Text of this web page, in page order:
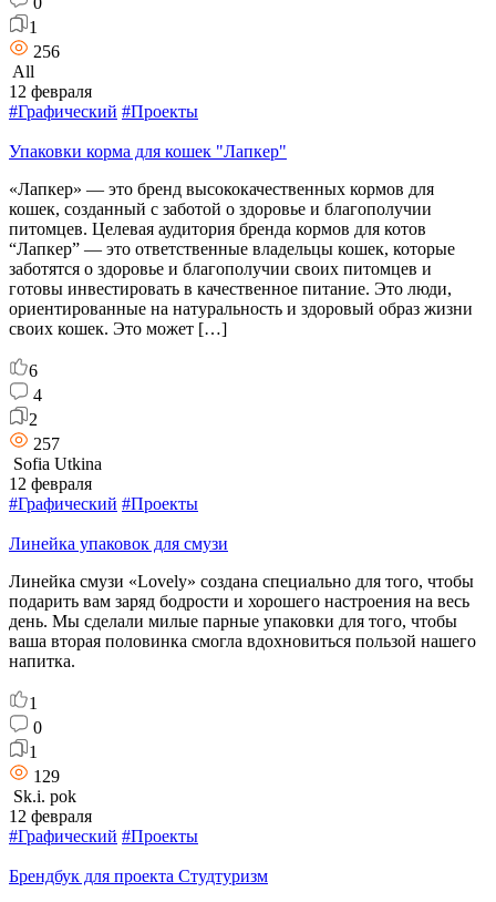
1
256
All
12 февраля
#Графический #Проекты
Упаковки корма для кошек "Лапкер"
«Лапкер» — это бренд высококачественных кормов для
кошек, созданный с заботой о здоровье и благополучии
питомцев. Целевая аудитория бренда кормов для котов
“Лапкер” — это ответственные владельцы кошек, которые
заботятся о здоровье и благополучии своих питомцев и
готовы инвестировать в качественное питание. Это люди,
ориентированные на натуральность и здоровый образ жизни
своих кошек. Это может […]
6
4
2
257
Sofia Utkina
12 февраля
#Графический #Проекты
Линейка упаковок для смузи
Линейка смузи «Lovely» создана специально для того, чтобы
подарить вам заряд бодрости и хорошего настроения на весь
день. Мы сделали милые парные упаковки для того, чтобы
ваша вторая половинка смогла вдохновиться пользой нашего
напитка.
1
0
1
129
Sk.i. pok
12 февраля
#Графический #Проекты
Брендбук для проекта Студтуризм